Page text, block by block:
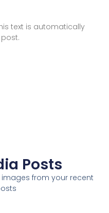
text is automatically
Posts
from your recent